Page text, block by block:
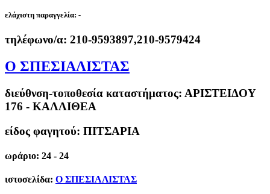
ελάχιστη παραγγελία: -
τηλέφωνο/α: 210-9593897,210-9579424
Ο ΣΠΕΣΙΑΛΙΣΤΑΣ
διεύθνση-τοποθεσία καταστήματος: ΑΡΙΣΤΕΙΔΟΥ
176 - ΚΑΛΛΙΘΕΑ
είδος φαγητού: ΠΙΤΣΑΡΙΑ
ωράριο: 24 - 24
ιστοσελίδα: Ο ΣΠΕΣΙΑΛΙΣΤΑΣ